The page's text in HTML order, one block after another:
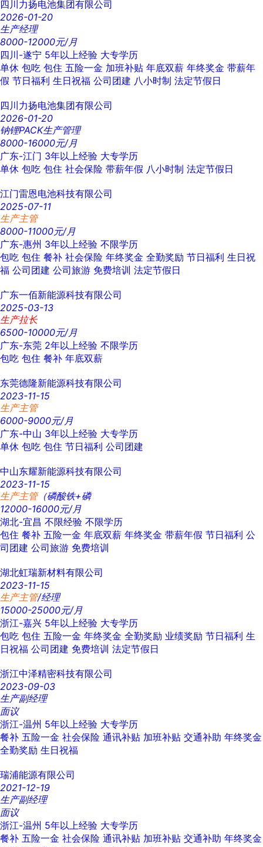
四川力扬电池集团有限公司
2026-01-20
生产经理
8000-12000元/月
四川-遂宁 5年以上经验 大专学历
单休 包吃 包住 五险一金 加班补贴 年底双薪 年终奖金 带薪年
假 节日福利 生日祝福 公司团建 八小时制 法定节假日
四川力扬电池集团有限公司
2026-01-20
钠锂PACK生产管理
8000-16000元/月
广东-江门 3年以上经验 大专学历
单休 包吃 包住 社会保险 带薪年假 八小时制 法定节假日
江门雷恩电池科技有限公司
2025-07-11
生产主管
8000-11000元/月
广东-惠州 3年以上经验 不限学历
包吃 包住 餐补 社会保险 年终奖金 全勤奖励 节日福利 生日祝
福 公司团建 公司旅游 免费培训 法定节假日
广东一佰新能源科技有限公司
2025-03-13
生产拉长
6500-10000元/月
广东-东莞 2年以上经验 不限学历
包吃 包住 餐补 年底双薪
东莞德隆新能源科技有限公司
2023-11-15
生产主管
6000-9000元/月
广东-中山 3年以上经验 大专学历
单休 包吃 包住 节日福利 公司团建
中山东耀新能源科技有限公司
2023-11-15
生产主管（磷酸铁+磷
12000-16000元/月
湖北-宜昌 不限经验 不限学历
包住 餐补 五险一金 年底双薪 年终奖金 带薪年假 节日福利 公
司团建 公司旅游 免费培训
湖北虹瑞新材料有限公司
2023-11-15
生产主管/经理
15000-25000元/月
浙江-嘉兴 5年以上经验 大专学历
包吃 包住 五险一金 年终奖金 全勤奖励 业绩奖励 节日福利 生
日祝福 公司团建 免费培训 法定节假日
浙江中泽精密科技有限公司
2023-09-03
生产副经理
面议
浙江-温州 5年以上经验 大专学历
餐补 五险一金 社会保险 通讯补贴 加班补贴 交通补助 年终奖金
全勤奖励 生日祝福
瑞浦能源有限公司
2021-12-19
生产副经理
面议
浙江-温州 5年以上经验 大专学历
餐补 五险一金 社会保险 通讯补贴 加班补贴 交通补助 年终奖金